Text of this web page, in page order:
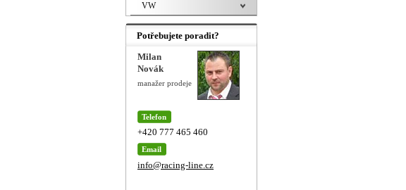
VW
Potřebujete poradit?
Milan
Novák
manažer prodeje
Telefon
+420 777 465 460
Email
info@racing-line.cz